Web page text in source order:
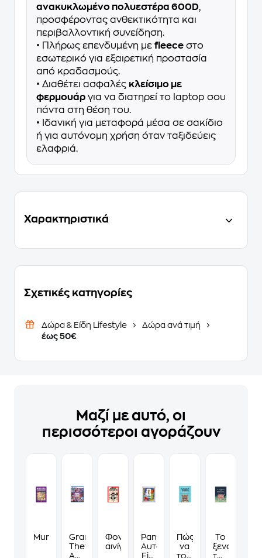
ανακυκλωμένο πολυεστέρα 600D,
προσφέροντας ανθεκτικότητα και
περιβαλλοντική συνείδηση.
• Πλήρως επενδυμένη με fleece στο
εσωτερικό για εξαιρετική προστασία
από κραδασμούς.
• Διαθέτει ασφαλές κλείσιμο με
φερμουάρ για να διατηρεί το laptop σου
πάντα στη θέση του.
• Ιδανική για μεταφορά μέσα σε σακίδιο
ή για αυτόνομη χρήση όταν ταξιδεύεις
ελαφριά.
Χαρακτηριστικά
Σχετικές κατηγορίες
Δώρα & Είδη Lifestyle
Δώρα ανά τιμή
έως 50€
Μαζί με αυτό, οι
περισσότεροι αγοράζουν
MurdokuGrand
Theft
Auto
Φονικά
αινίγματα
Panini
Αυτοκόλλητα
Fifa
Πώς
να
τους
Το
ξενοδοχείο
των